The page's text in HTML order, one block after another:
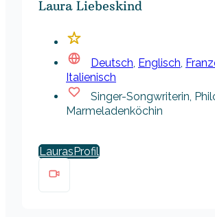
Laura Liebeskind
Deutsch, Englisch,
Italienisch
Singer-Songwriterin,
Marmeladenköchin
Lauras